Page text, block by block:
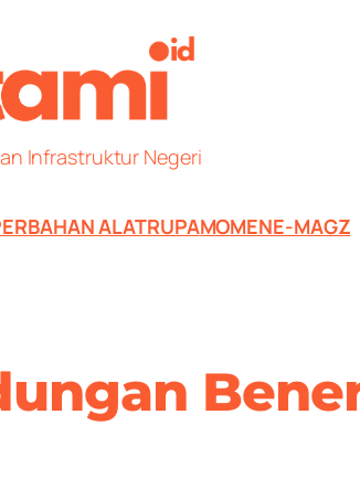
Infrastruktur Negeri
BAHAN ALATRUPAMOMENE-MAGZ